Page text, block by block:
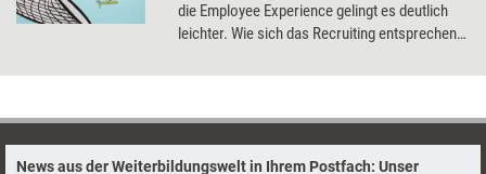
die Employee Experience gelingt es deutlich
leichter. Wie sich das Recruiting entsprechend
News aus der Weiterbildungswelt in Ihrem Postfach: Unser